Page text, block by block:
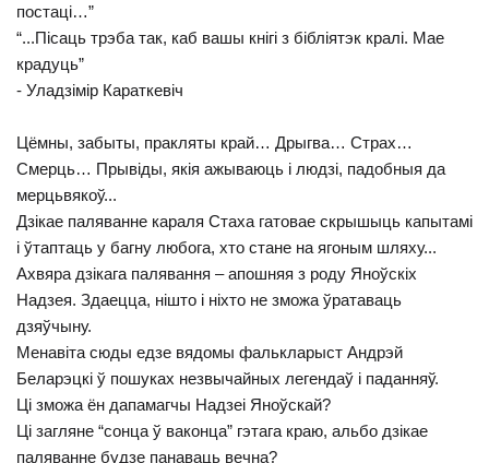
постаці…”
“...Пісаць трэба так, каб вашы кнігі з бібліятэк кралі. Мае
крадуць”
- Уладзімір Караткевіч
Цёмны, забыты, пракляты край… Дрыгва… Страх…
Смерць… Прывіды, якія ажываюць і людзі, падобныя да
мерцьвякоў...
Дзікае паляванне караля Стаха гатовае скрышыць капытамі
і ўтаптаць у багну любога, хто стане на ягоным шляху...
Ахвяра дзікага палявання – апошняя з роду Яноўскіх
Надзея. Здаецца, нішто і ніхто не зможа ўратаваць
дзяўчыну.
Менавіта сюды едзе вядомы фалькларыст Андрэй
Беларэцкі ў пошуках незвычайных легендаў і паданняў.
Ці зможа ён дапамагчы Надзеі Яноўскай?
Ці загляне “сонца ў ваконца” гэтага краю, альбо дзікае
паляванне будзе панаваць вечна?